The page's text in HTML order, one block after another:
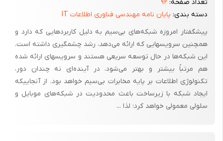
یک نگاه در اختیار ما قرار می دهند . ما نیاز داریم به اینکه خیلی دقیق
آزمایشات این سازمانها را امتحان کنیم و اگر آنها قابل اجرا هستند ؛
کاری کنیم که درسها یاد گرفته شوند .
ما این مرحله را با یک بحث در مورد افسانه هایی که در حال حاضر در
مورد NCW در گردش هستند ؛ آغاز می کنیم . یک توضیح از طبیعت
تغییراتی که در سکتور تجاری اتفاق می افتند ؛ و یک بحث در مورد
مفاهیم آنها در سازمانها و عملیات نظامی . آنگاه مفهوم NCW به طور
جزئی تعریف و بازنگری می شود . مفاهیم ژرف برای اینکه سازمانهای
تعداد صفحه: ۹۲
دسته بندی: پایان نامه مهندسی فناوری اطلاعات IT
پیشگفتار امروزه شبکه‌های بی‌سیم به دلیل کاربردهایی که دارد و
همچنین سرویسهایی که ارائه می‌دهد، رشد چشمگیری داشته است.
این شبکه‌ها در حال توسعه سریعی هستند و سرویسهای ارائه شده
هم مرتباً بیشتر و بهتر می‌شود، در آینده‌ای نه چندان دور،
تکنولوژی اطلاعات بر پایه مخابرات بی‌سیم خواهد بود. از آنجاییکه
ایجاد شبکه با زیرساخت باعث محدودیت در شبکه‌های موبایل و
سلولی معمولی خواهد کرد؛ لذا ...